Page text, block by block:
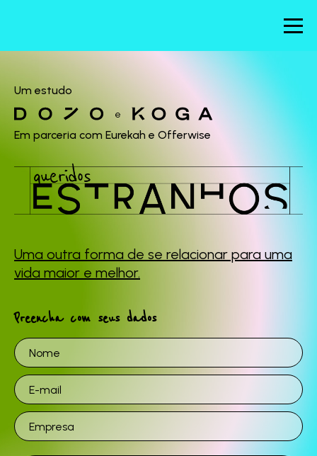
Um estudo
e
Em parceria com Eurekah e Offerwise
Uma outra forma de se relacionar para uma
vida maior e melhor.
Preencha com seus dados